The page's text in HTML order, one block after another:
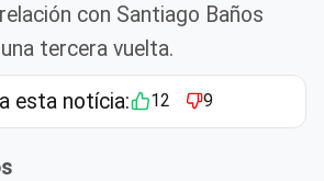
con Santiago Baños
tercera vuelta.
esta notícia: 12 9